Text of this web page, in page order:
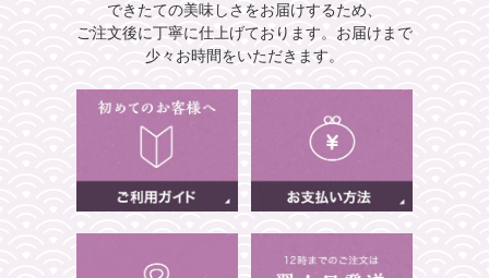
できたての美味しさをお届けするため、
ご注文後に丁寧に仕上げております。 お届けまで
少々お時間をいただきます。